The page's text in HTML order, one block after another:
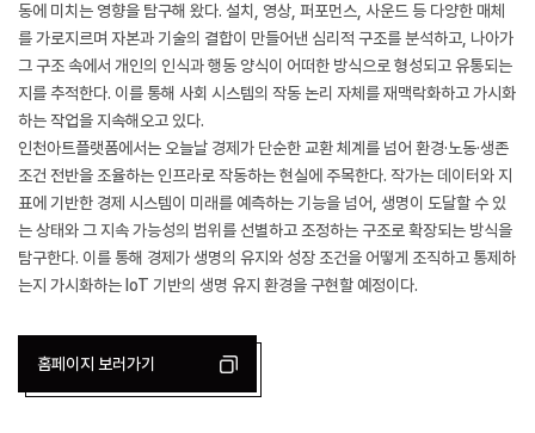
동에 미치는 영향을 탐구해 왔다. 설치, 영상, 퍼포먼스, 사운드 등 다양한 매체
를 가로지르며 자본과 기술의 결합이 만들어낸 심리적 구조를 분석하고, 나아가
그 구조 속에서 개인의 인식과 행동 양식이 어떠한 방식으로 형성되고 유통되는
지를 추적한다. 이를 통해 사회 시스템의 작동 논리 자체를 재맥락화하고 가시화
하는 작업을 지속해오고 있다.
인천아트플랫폼에서는 오늘날 경제가 단순한 교환 체계를 넘어 환경·노동·생존
조건 전반을 조율하는 인프라로 작동하는 현실에 주목한다. 작가는 데이터와 지
표에 기반한 경제 시스템이 미래를 예측하는 기능을 넘어, 생명이 도달할 수 있
는 상태와 그 지속 가능성의 범위를 선별하고 조정하는 구조로 확장되는 방식을
탐구한다. 이를 통해 경제가 생명의 유지와 성장 조건을 어떻게 조직하고 통제하
는지 가시화하는 IoT 기반의 생명 유지 환경을 구현할 예정이다.
홈페이지 보러가기